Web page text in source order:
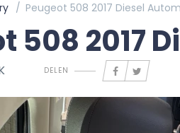
Peugeot 508 2017 Diesel
508 2017
DELEN